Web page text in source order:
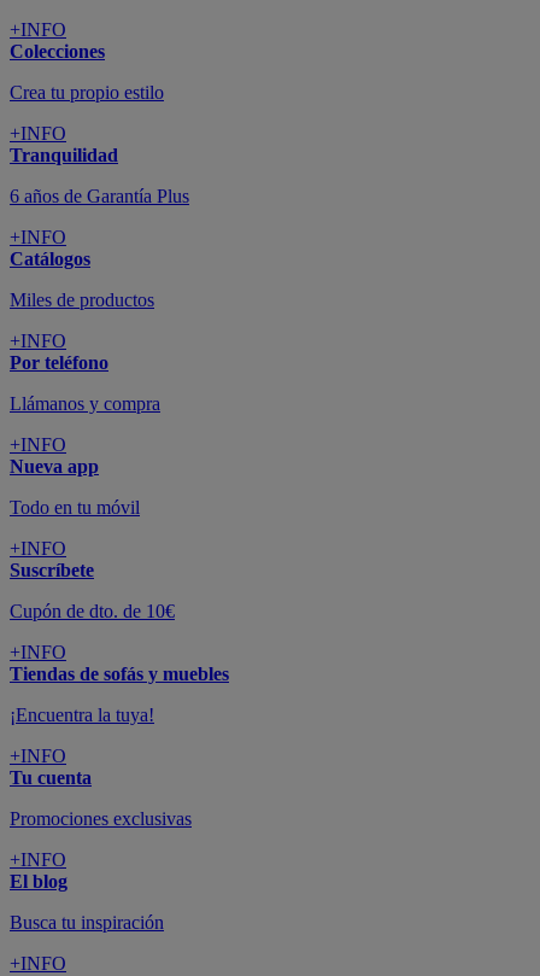
+INFO
Colecciones
Crea tu propio estilo
+INFO
Tranquilidad
6 años de Garantía Plus
+INFO
Catálogos
Miles de productos
+INFO
Por teléfono
Llámanos y compra
+INFO
Nueva app
Todo en tu móvil
+INFO
Suscríbete
Cupón de dto. de 10€
+INFO
Tiendas de sofás y muebles
¡Encuentra la tuya!
+INFO
Tu cuenta
Promociones exclusivas
+INFO
El blog
Busca tu inspiración
+INFO